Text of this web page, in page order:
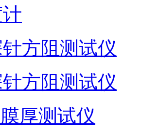
方阻测试仪
方阻测试仪
厚测试仪